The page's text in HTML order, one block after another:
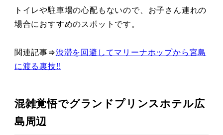
トイレや駐車場の心配もないので、お子さん連れの
場合におすすめのスポットです。
関連記事⇒渋滞を回避してマリーナホップから宮島
に渡る裏技!!
混雑覚悟でグランドプリンスホテル広
島周辺